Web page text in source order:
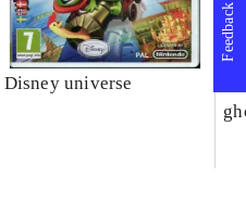
Disney universe
Feedback